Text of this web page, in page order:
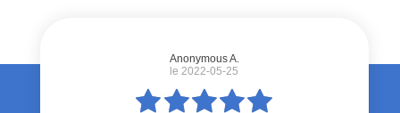
Anonymous A.
le 2022-05-25